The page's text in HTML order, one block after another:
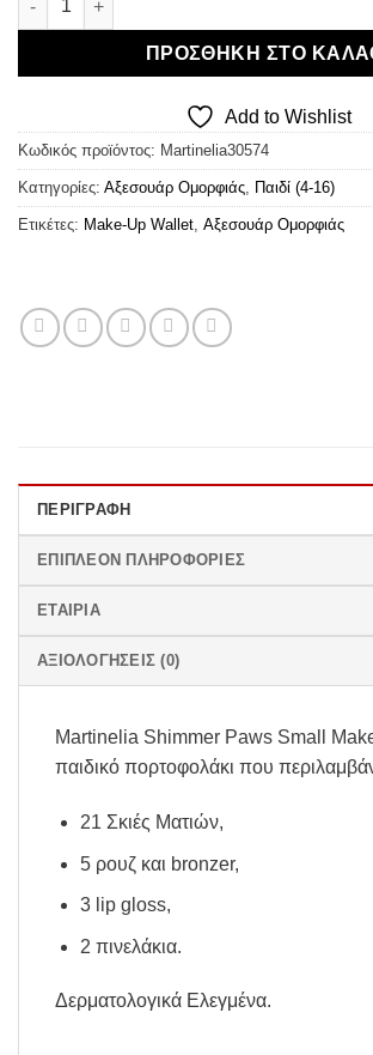
ΠΡΟΣΘΉΚΗ ΣΤΟ
Add to Wishlist
Κωδικός προϊόντος: Martinelia30574
Κατηγορίες: Αξεσουάρ Ομορφιάς, Παιδί (4-16)
Ετικέτες: Make-Up Wallet, Αξεσουάρ Ομορφιάς
ΠΕΡΙΓΡΑΦΉ
ΕΠΙΠΛΈΟΝ ΠΛΗΡΟΦΟΡΊΕΣ
ΕΤΑΙΡΊΑ
ΑΞΙΟΛΟΓΉΣΕΙΣ (0)
Martinelia Shimmer Paws Small
παιδικό πορτοφολάκι που
21 Σκιές Ματιών,
5 ρουζ και bronzer,
3 lip gloss,
2 πινελάκια.
Δερματολογικά Ελεγμένα.